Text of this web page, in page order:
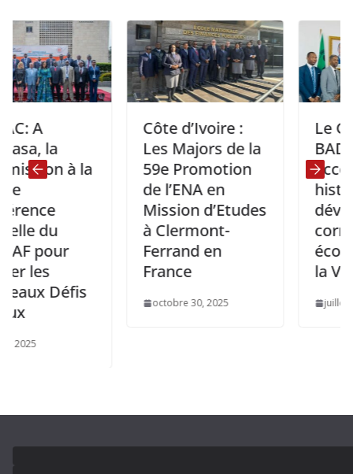
à la
Côte d’Ivoire :
Les Majors de la
59e Promotion
de l’ENA en
Mission d’Etudes
à Clermont-
Ferrand en
France
octobre 30, 2025
Le Ghana
BAD
accord
historique
corridor
la Volta
juillet 8, 2025